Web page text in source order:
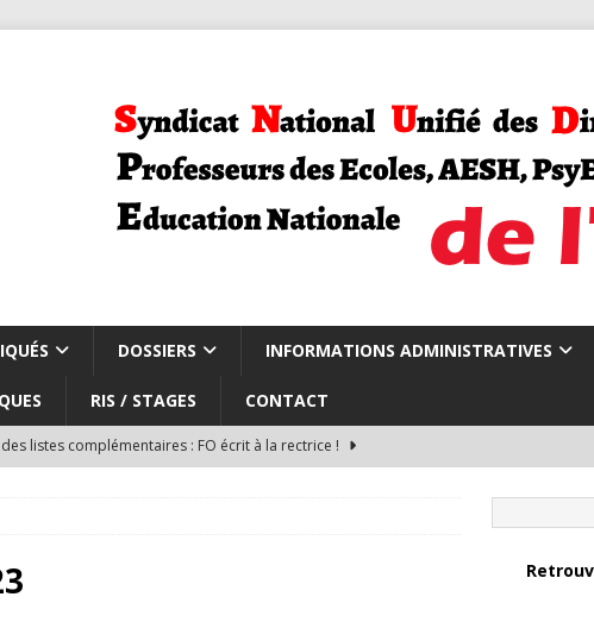
DOSSIERS INFORMATIONS ADMINISTRATIVES
RIS / STAGES CONTACT
listes complémentaires : FO écrit à la rectrice !